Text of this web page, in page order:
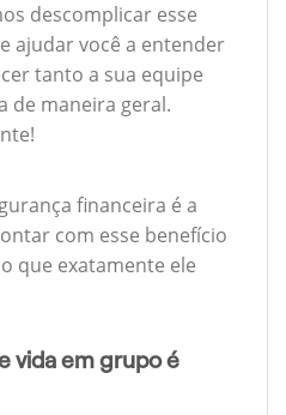
descomplicar esse
ajudar você a entender
tanto a sua equipe
de maneira geral.
financeira é a
com esse benefício
que exatamente ele
vida em grupo é